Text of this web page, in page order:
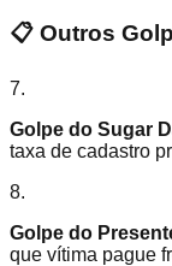
📋 Outros
7.
Golpe do Sugar
taxa de cadastro
8.
Golpe do
que vítima pague